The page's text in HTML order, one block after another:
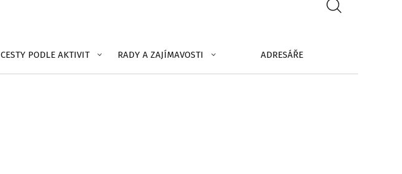
CESTY PODLE AKTIVIT RADY A ZAJÍMAVOSTI ADRESÁŘE